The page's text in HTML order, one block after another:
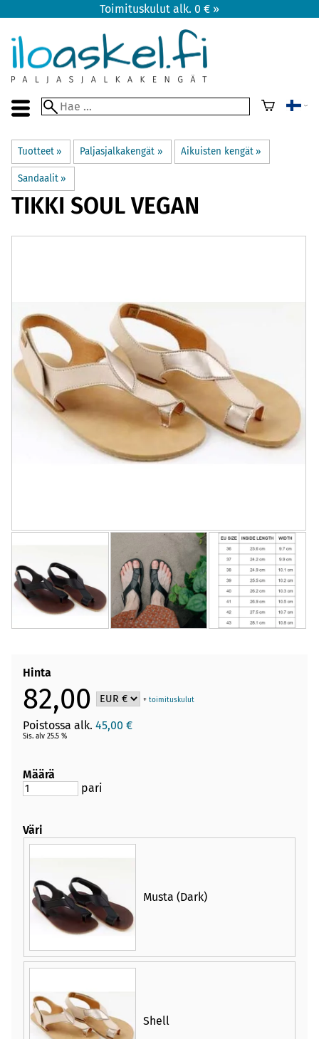
Toimituskulut alk. 0 € »
Tuotteet ‪» Paljasjalkakengät ‪» Aikuisten kengät ‪»
Sandaalit ‪»
TIKKI SOUL VEGAN
Hinta
82,00 +toimituskulut
Poistossa alk. 45,00 €
Sis. alv 25.5 %
Määrä
pari
Väri
Musta (Dark)
Shell